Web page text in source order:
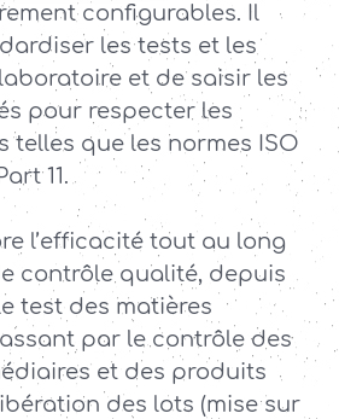
configurables. Il
les tests et les
et de saisir les
pour respecter les
telles que les normes ISO
11.
l’efficacité tout au long
contrôle qualité, depuis
test des matières
par le contrôle des
et des produits
des lots (mise sur